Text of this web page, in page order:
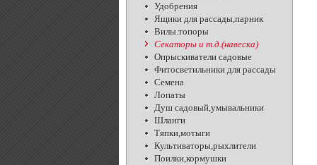
Удобрения
Ящики для рассады,парник
Вилы.топоры
Секаторы и т.д.(навеска)
Опрыскиватели садовые
Фитосветильники для рассады
Семена
Лопаты
Душ садовый,умывальники
Шланги
Тяпки,мотыги
Культиваторы,рыхлители
Поилки,кормушки